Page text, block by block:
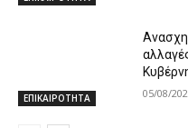
ΕΠΙΚΑΙΡΟΤΗΤΑ 05/08/